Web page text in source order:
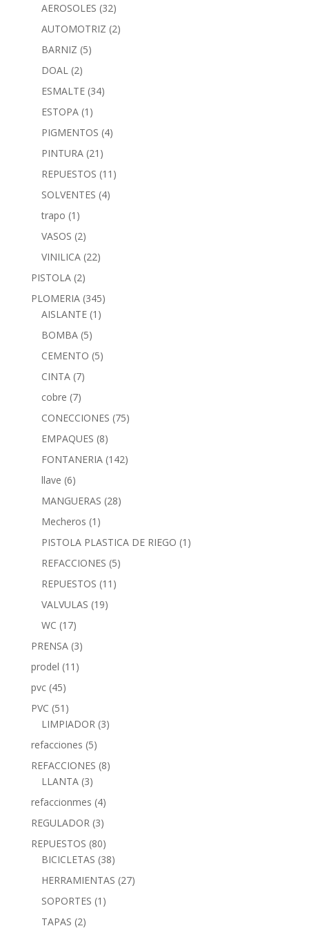
AEROSOLES (32)
AUTOMOTRIZ (2)
BARNIZ (5)
DOAL (2)
ESMALTE (34)
ESTOPA (1)
PIGMENTOS (4)
PINTURA (21)
REPUESTOS (11)
SOLVENTES (4)
trapo (1)
VASOS (2)
VINILICA (22)
PISTOLA (2)
PLOMERIA (345)
AISLANTE (1)
BOMBA (5)
CEMENTO (5)
CINTA (7)
cobre (7)
CONECCIONES (75)
EMPAQUES (8)
FONTANERIA (142)
llave (6)
MANGUERAS (28)
Mecheros (1)
PISTOLA PLASTICA DE RIEGO (1)
REFACCIONES (5)
REPUESTOS (11)
VALVULAS (19)
WC (17)
PRENSA (3)
prodel (11)
pvc (45)
PVC (51)
LIMPIADOR (3)
refacciones (5)
REFACCIONES (8)
LLANTA (3)
refaccionmes (4)
REGULADOR (3)
REPUESTOS (80)
BICICLETAS (38)
HERRAMIENTAS (27)
SOPORTES (1)
TAPAS (2)